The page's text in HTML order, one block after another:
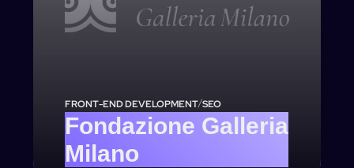
FRONT-END DEVELOPMENT/SEO
Fondazione Galleria
Milano